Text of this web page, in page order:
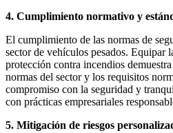
4. Cumplimiento normativo y
El cumplimiento de las normas de
sector de vehículos pesados. Equipar
protección contra incendios
normas del sector y los requisitos
compromiso con la seguridad y
con prácticas empresariales
5. Mitigación de riesgos